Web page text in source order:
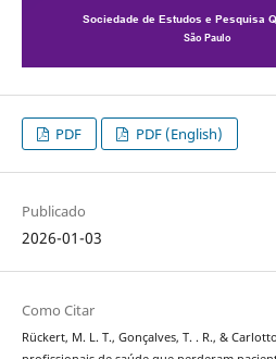
PDF PDF (English)
Publicado
2026-01-03
Como Citar
Rückert, M. L. T., Gonçalves, T. . R., &